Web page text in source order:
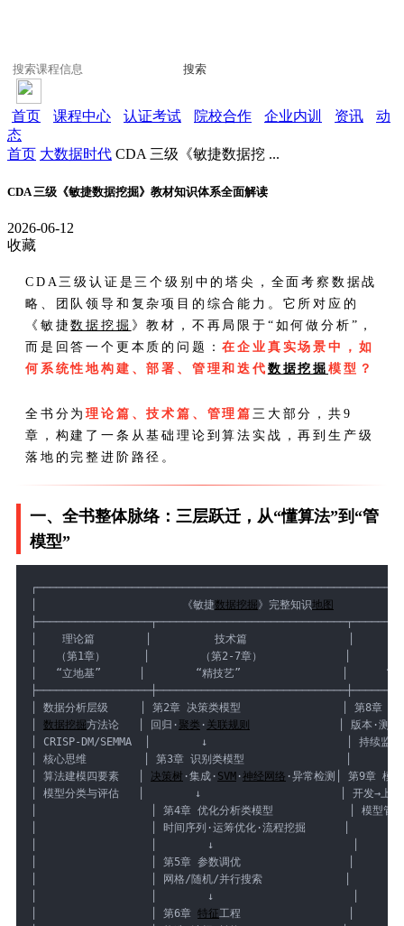
搜索
首页 课程中心 认证考试 院校合作 企业内训 资讯
动
态
首页 大数据时代 CDA 三级《敏捷数据挖 ...
CDA 三级《敏捷数据挖掘》教材知识体系全面解读
2026-06-12
收藏
CDA三级认证是三个级别中的塔尖，全面考察数据战
略、团队领导和复杂项目的综合能力。它所对应的
《敏捷数据挖掘 》教材，不再局限于“如何做分析”，
而是回答一个更本质的问题：在企业真实场景中，如
何系统性地构建、部署、管理和迭代 数据挖掘模型？
全书分为理论篇、技术篇、管理篇三大部分，共9
章，构建了一条从基础理论到算法实战，再到生产级
落地的完整进阶路径。
一、全书整体脉络：三层跃迁，从“懂算法”到“管
模型”
│                       《敏捷数据挖掘》完整知识地图
│    理论篇        │          技术篇                │
│   （第1章）      │        （第2-7章）             │     （
│   “立地基”      │        “精技艺”                │      “
│ 数据分析层级     │ 第2章 决策类模型                │ 第8章
数据挖掘方法论   │ 回归· 聚类 · 关联规则
│ 版本·测试·持续
│ CRISP-DM/SEMMA  │        ↓                      │ 持续监
│ 核心思维         │ 第3章 识别类模型                │
│ 算法建模四要素   │ 决策树 ·集成· SVM ·神经网络 ·异常检测│ 第9章 模
│ 模型分类与评估   │        ↓                      │ 开发→上
│                  │ 第4章 优化分析类模型            │ 模型管
│                  │ 时间序列·运筹优化·流程挖掘      │
│                  │        ↓                      │
│                  │ 第5章 参数调优                 │
│                  │ 网格/随机/并行搜索             │
│                  │        ↓                      │
│                  │ 第6章 特征工程                 │